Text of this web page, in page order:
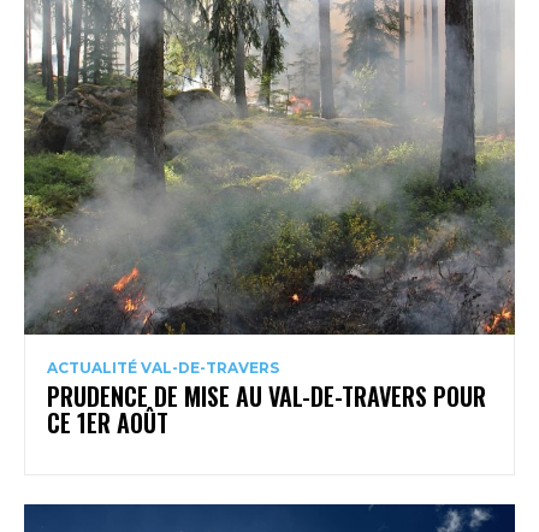
ACTUALITÉ VAL-DE-TRAVERS
PRUDENCE DE MISE AU VAL-DE-TRAVERS POUR
CE 1ER AOÛT